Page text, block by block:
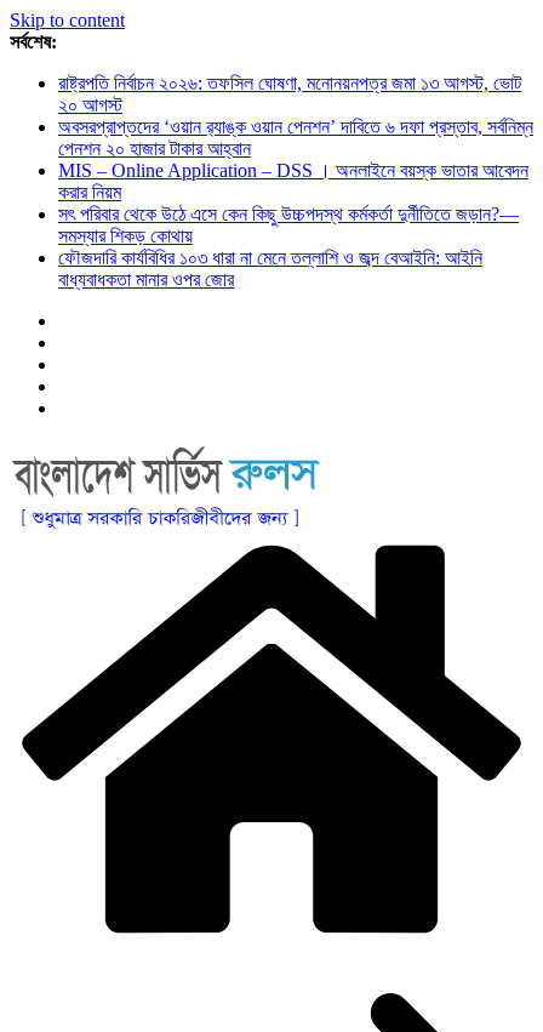
Skip to content
সর্বশেষ:
রাষ্ট্রপতি নির্বাচন ২০২৬: তফসিল ঘোষণা, মনোনয়নপত্র জমা ১৩ আগস্ট, ভোট
২০ আগস্ট
অবসরপ্রাপ্তদের ‘ওয়ান র‌্যাঙ্ক ওয়ান পেনশন’ দাবিতে ৬ দফা প্রস্তাব, সর্বনিম্ন
পেনশন ২০ হাজার টাকার আহ্বান
MIS – Online Application – DSS । অনলাইনে বয়স্ক ভাতার আবেদন
করার নিয়ম
সৎ পরিবার থেকে উঠে এসে কেন কিছু উচ্চপদস্থ কর্মকর্তা দুর্নীতিতে জড়ান?—
সমস্যার শিকড় কোথায়
ফৌজদারি কার্যবিধির ১০৩ ধারা না মেনে তল্লাশি ও জব্দ বেআইনি: আইনি
বাধ্যবাধকতা মানার ওপর জোর